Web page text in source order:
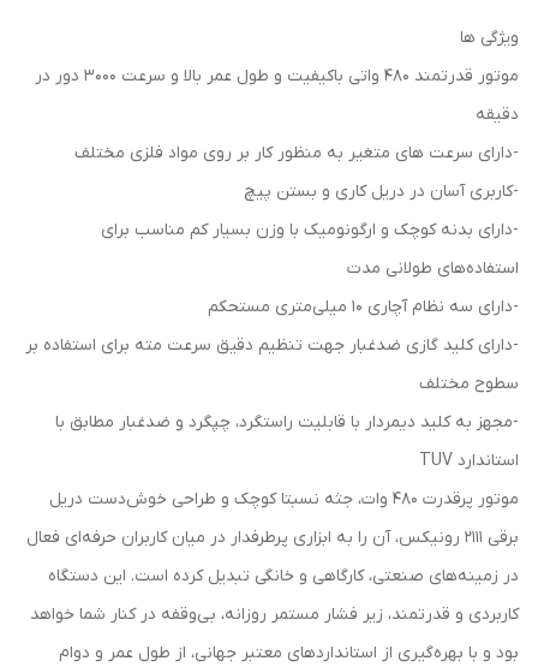
ویژگی ها
موتور قدرتمند 480 واتی باکیفیت و طول عمر بالا و سرعت 3000 دور در
دقیقه
-دارای سرعت های متغیر به منظور کار بر روی مواد فلزی مختلف
-کاربری آسان در دریل کاری و بستن پیچ
-دارای بدنه کوچک و ارگونومیک با وزن بسیار کم مناسب برای
استفاده‌های طولانی مدت
-دارای سه نظام آچاری 10 میلی‌متری مستحکم
-دارای کلید گازی ضدغبار جهت تنظیم دقیق سرعت مته برای استفاده بر
سطوح مختلف
-مجهز به کلید دیمردار با قابلیت راستگرد، چپگرد و ضدغبار مطابق با
استاندارد TUV
موتور پرقدرت 480 وات، جثه‌ نسبتا کوچک و طراحی خوش‌دست دریل
برقی 2111 رونیکس، آن را به ابزاری پرطرفدار در میان کاربران حرفه‌ای فعال
در زمینه‌های صنعتی، کارگاهی و خانگی تبدیل کرده است. این دستگاه
کاربردی و قدرتمند، زیر فشار مستمر روزانه، بی‌وقفه در کنار شما خواهد
بود و با بهره‌گیری از استانداردهای معتبر جهانی، از طول عمر و دوام